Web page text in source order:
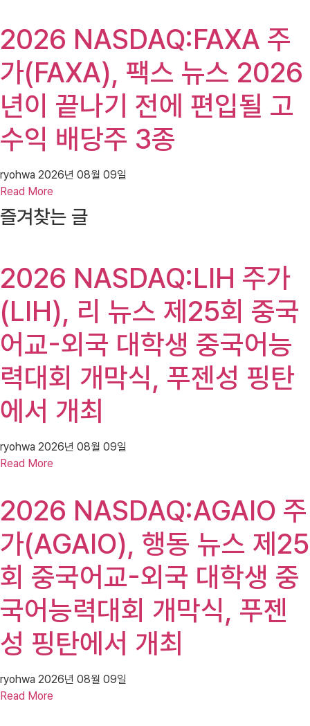
2026 NASDAQ:FAXA 주
가(FAXA), 팩스 뉴스 2026
년이 끝나기 전에 편입될 고
수익 배당주 3종
ryohwa 2026년 08월 09일
Read More
즐겨찾는 글
2026 NASDAQ:LIH 주가
(LIH), 리 뉴스 제25회 중국
어교-외국 대학생 중국어능
력대회 개막식, 푸젠성 핑탄
에서 개최
ryohwa 2026년 08월 09일
Read More
2026 NASDAQ:AGAIO 주
가(AGAIO), 행동 뉴스 제25
회 중국어교-외국 대학생 중
국어능력대회 개막식, 푸젠
성 핑탄에서 개최
ryohwa 2026년 08월 09일
Read More